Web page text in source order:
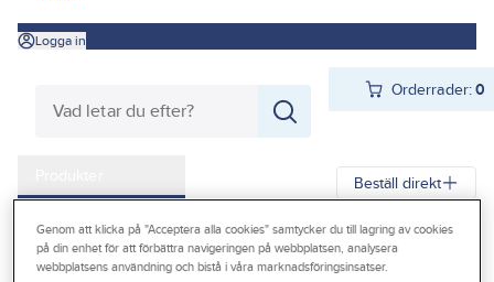
Logga in
Orderrader:0
Outlet
Beställ direkt
Gelia Produkter VA & Mark
VA rörkopplingar
Plaströrskopplingar
PRK
Genom att klicka på "Acceptera alla cookies" samtycker du till lagring av cookies
på din enhet för att förbättra navigeringen på webbplatsen, analysera
webbplatsens användning och bistå i våra marknadsföringsinsatser.